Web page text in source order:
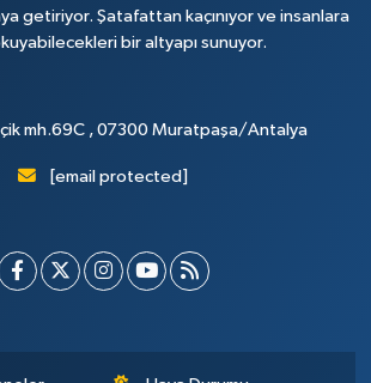
getiriyor. Şatafattan kaçınıyor ve insanlara
bir altyapı sunuyor.
mh.69C , 07300 Muratpaşa/Antalya
[email protected]